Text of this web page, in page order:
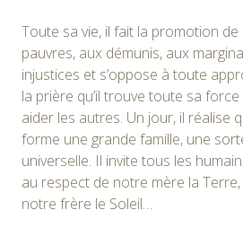
Toute sa vie, il fait la promotion
pauvres, aux démunis, aux
injustices et s’oppose à toute
la prière qu’il trouve toute sa
aider les autres. Un jour, il réalise
forme une grande famille, une
universelle. Il invite tous les
au respect de notre mère la
notre frère le Soleil…